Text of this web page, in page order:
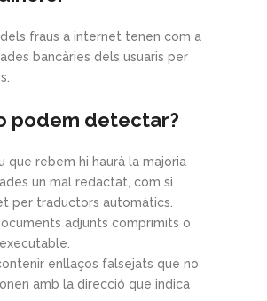
dels fraus a internet tenen com a
bancàries dels usuaris per
podem detectar?
que rebem hi haurà la majoria
un mal redactat, com si
per traductors automàtics.
adjunts comprimits o
enllaços falsejats que no
amb la direcció que indica